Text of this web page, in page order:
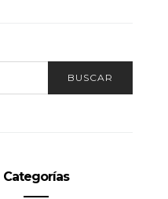
BUSCAR
Categorías